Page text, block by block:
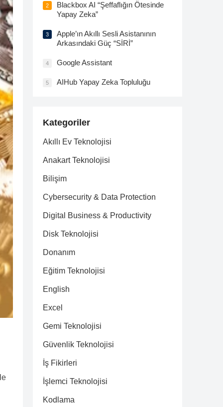
2
Blackbox AI “Şeffaflığın Ötesinde
Yapay Zeka”
3
Apple’ın Akıllı Sesli Asistanının
Arkasındaki Güç “SİRİ”
4 Google Assistant
5 AIHub Yapay Zeka Topluluğu
Kategoriler
Akıllı Ev Teknolojisi
Anakart Teknolojisi
Bilişim
Cybersecurity & Data Protection
Digital Business & Productivity
Disk Teknolojisi
Donanım
Eğitim Teknolojisi
English
Excel
Gemi Teknolojisi
Güvenlik Teknolojisi
İş Fikirleri
İşlemci Teknolojisi
Kodlama